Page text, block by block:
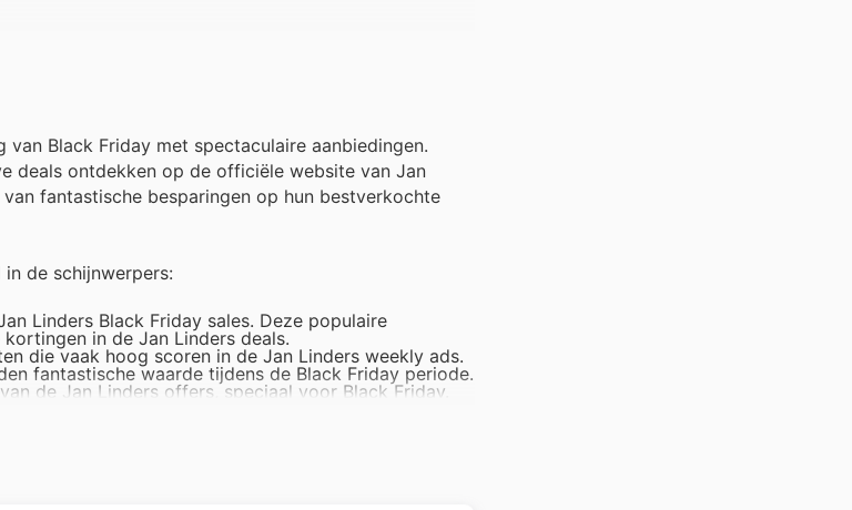
Black Friday met spectaculaire aanbiedingen.
deals ontdekken op de officiële website van Jan
fantastische besparingen op hun bestverkochte
de schijnwerpers:
Linders Black Friday sales. Deze populaire
in de Jan Linders deals.
die vaak hoog scoren in de Jan Linders weekly ads.
fantastische waarde tijdens de Black Friday periode.
de Jan Linders offers, speciaal voor Black Friday.
een altijd geliefde categorie tijdens de Jan
geweldige kansen om te besparen.
scala aan persoonlijke verzorgingsproducten. Deze
aanbiedingen en Jan Linders weekly ads.